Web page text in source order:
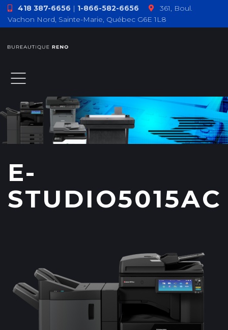
418 387-6656 | 1-866-582-6656
361, Boul.
Vachon Nord, Sainte-Marie, Québec G6E 1L8
ACCUEIL
E-
STUDIO5015AC